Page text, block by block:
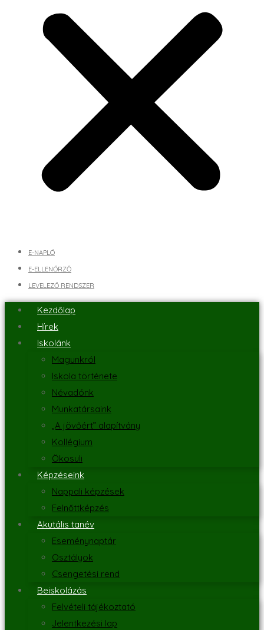
E-NAPLÓ
E-ELLENŐRZŐ
LEVELEZŐ RENDSZER
Kezdőlap
Hírek
Iskolánk
Magunkról
Iskola története
Névadónk
Munkatársaink
„A jövőért” alapítvány
Kollégium
Ökosuli
Képzéseink
Nappali képzések
Felnőttképzés
Akutális tanév
Eseménynaptár
Osztályok
Csengetési rend
Beiskolázás
Felvételi tájékoztató
Jelentkezési lap